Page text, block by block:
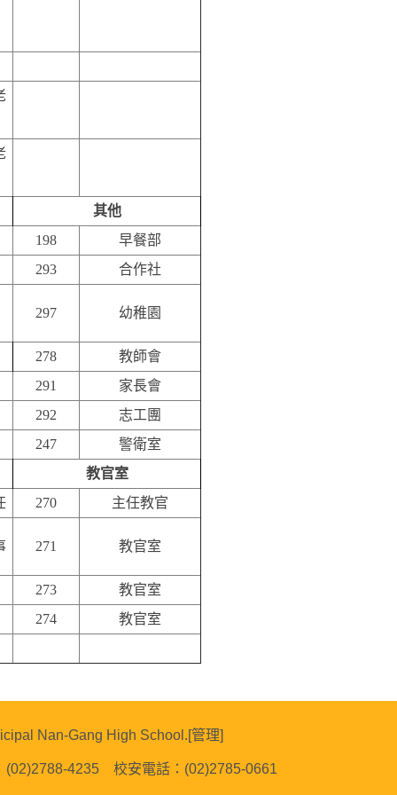
其他
198
早餐部
293 合作社
297 幼稚園
278
教師會
291
家長會
292
志工團
247
警衛室
教官室
270 主任教官
271 教官室
273
教官室
274
教官室
Nan-Gang High School.[管理]
4235 校安電話：(02)2785-0661